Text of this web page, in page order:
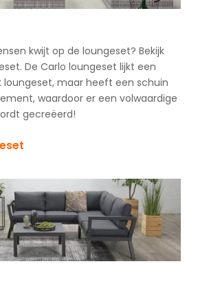
kwijt op de loungeset? Bekijk
De Carlo loungeset lijkt een
loungeset, maar heeft een schuin
waardoor er een volwaardige
gecreëerd!